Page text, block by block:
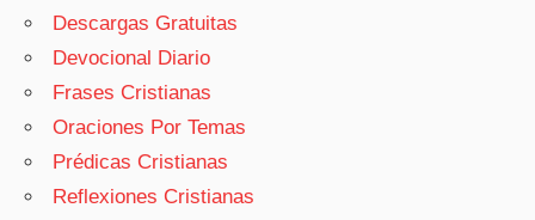
Descargas Gratuitas
Devocional Diario
Frases Cristianas
Oraciones Por Temas
Prédicas Cristianas
Reflexiones Cristianas